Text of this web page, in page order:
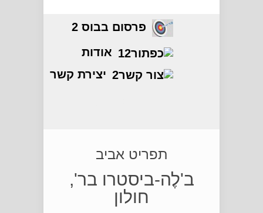
פרסום בבוס 2
אודות
יצירת קשר
תפריט אביב
ב'לֶה-ביסטרו בר',
חולון